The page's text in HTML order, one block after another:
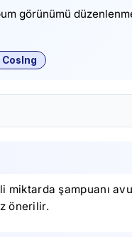
görünümü
miktarda şampuanı
önerilir.